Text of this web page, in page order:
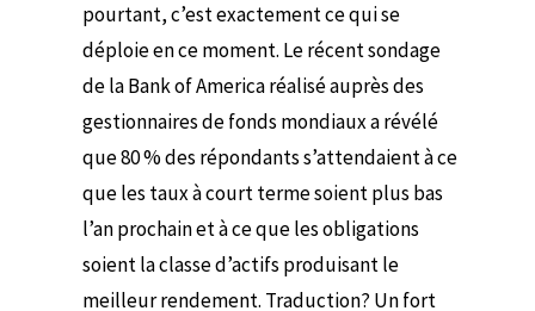
pourtant, c’est exactement ce qui se
déploie en ce moment. Le récent sondage
de la Bank of America réalisé auprès des
gestionnaires de fonds mondiaux a révélé
que 80 % des répondants s’attendaient à ce
que les taux à court terme soient plus bas
l’an prochain et à ce que les obligations
soient la classe d’actifs produisant le
meilleur rendement. Traduction? Un fort